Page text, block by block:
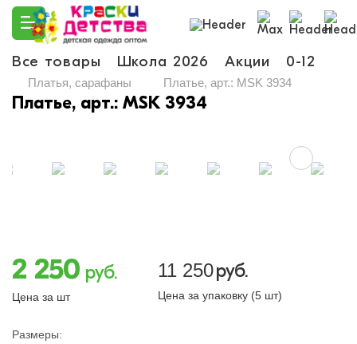
Все товары Школа 2026 Акции 0-12
Платья, сарафаны Платье, арт.: MSK 3934
Платье, арт.: MSK 3934
2 250 руб.
Цена за шт
11 250руб.
Цена за упаковку (5 шт)
Размеры: